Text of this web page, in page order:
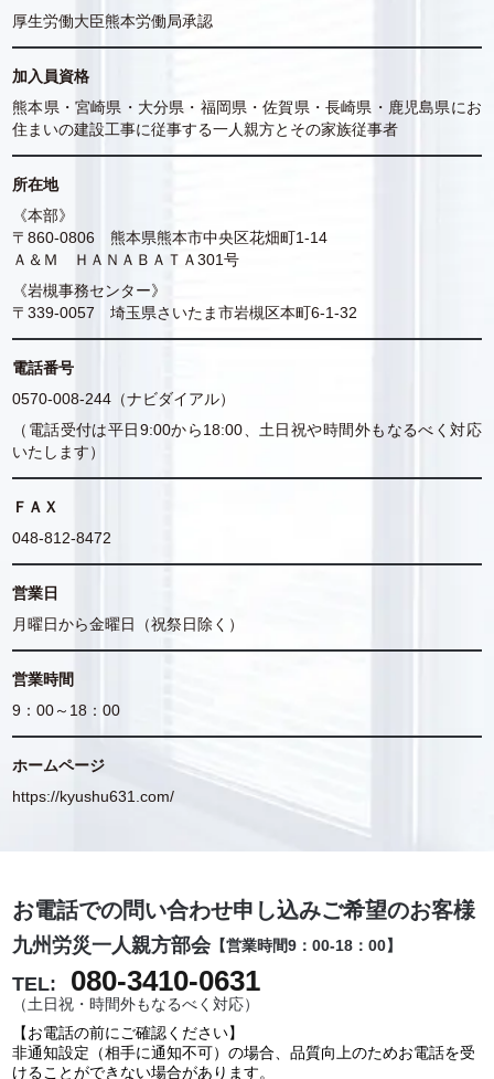
厚生労働大臣熊本労働局承認
加入員資格
熊本県・宮崎県・大分県・福岡県・佐賀県・長崎県・鹿児島県にお
住まいの建設工事に従事する一人親方とその家族従事者
所在地
《本部》
〒860-0806 熊本県熊本市中央区花畑町1-14
Ａ＆Ｍ ＨＡＮＡＢＡＴＡ301号
《岩槻事務センター》
〒339-0057 埼玉県さいたま市岩槻区本町6-1-32
電話番号
0570-008-244（ナビダイアル）
（電話受付は平日9:00から18:00、土日祝や時間外もなるべく対応
いたします）
ＦＡＸ
048-812-8472
営業日
月曜日から金曜日（祝祭日除く）
営業時間
9：00～18：00
ホームページ
https://kyushu631.com/
お電話での問い合わせ申し込みご希望のお客様
九州労災一人親方部会【営業時間9：00-18：00】
TEL: 080-3410-0631
（土日祝・時間外もなるべく対応）
【お電話の前にご確認ください】
非通知設定（相手に通知不可）の場合、品質向上のためお電話を受
けることができない場合があります。